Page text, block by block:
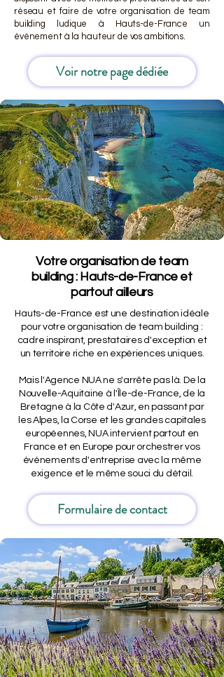
réseau et faire de votre organisation de team
building ludique à Hauts-de-France un
événement à la hauteur de vos ambitions.
Voir notre page dédiée
Votre organisation de team
building : Hauts-de-France et
partout ailleurs
Hauts-de-France est une destination idéale
pour votre organisation de team building :
cadre inspirant, prestataires d'exception et
un territoire riche en expériences uniques.
Mais l'Agence NUA ne s'arrête pas là. De la
Nouvelle-Aquitaine à l'Île-de-France, de la
Bretagne à la Côte d'Azur, en passant par
les Alpes, la Corse et les grandes capitales
européennes, NUA intervient partout en
France et en Europe pour orchestrer vos
événements d'entreprise avec la même
exigence et le même souci du détail.
Formulaire de contact